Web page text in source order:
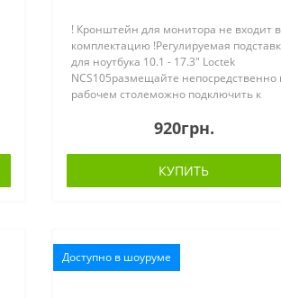
! Кронштейн для монитора не входит в
комплектацию !Регулируемая
для ноутбука 10.1 - 17.3" Loctek
NCS105размещайте непосредственно
рабочем столеможно подключить к
регулировать высоту ноутбукаVESA
920грн.
КУПИТЬ
Доступно в шоуруме